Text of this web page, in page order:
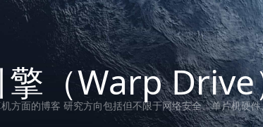
擎（Warp
方面的博客 研究方向包括但不限于网络安全、单片机硬